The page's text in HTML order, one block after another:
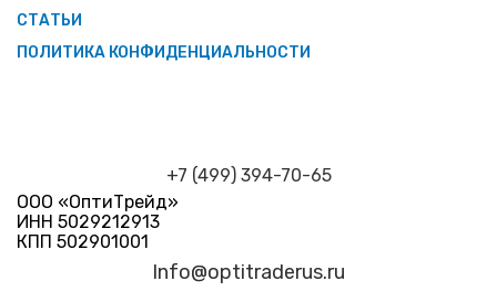
СТАТЬИ
ПОЛИТИКА КОНФИДЕНЦИАЛЬНОСТИ
+7 (499) 394-70-65
ООО «ОптиТрейд»
ИНН 5029212913
КПП 502901001
Info@optitraderus.ru